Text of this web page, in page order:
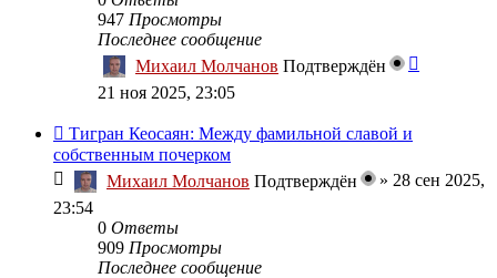
947 Просмотры
Последнее сообщение
Михаил Молчанов Подтверждён
21 ноя 2025, 23:05
Тигран Кеосаян: Между фамильной славой и
собственным почерком
Михаил Молчанов Подтверждён » 28 сен 2025,
23:54
0 Ответы
909 Просмотры
Последнее сообщение